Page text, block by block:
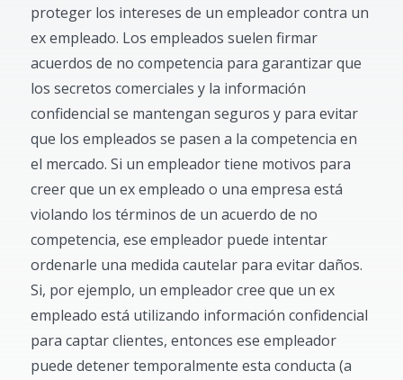
proteger los intereses de un empleador contra un
ex empleado. Los empleados suelen firmar
acuerdos de no competencia para garantizar que
los secretos comerciales y la información
confidencial se mantengan seguros y para evitar
que los empleados se pasen a la competencia en
el mercado. Si un empleador tiene motivos para
creer que un ex empleado o una empresa está
violando los términos de un acuerdo de no
competencia, ese empleador puede intentar
ordenarle una medida cautelar para evitar daños.
Si, por ejemplo, un empleador cree que un ex
empleado está utilizando información confidencial
para captar clientes, entonces ese empleador
puede detener temporalmente esta conducta (a